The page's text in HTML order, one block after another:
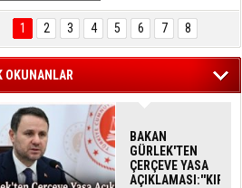
ENGELSİZ
FESTİVALİ
KONSERİ
MEST
1 2 3 4 5 6 7 8
OKUNANLAR
BAKAN
GÜRLEK'TEN
ÇERÇEVE YASA
AÇIKLAMASI:''KIRMIZI